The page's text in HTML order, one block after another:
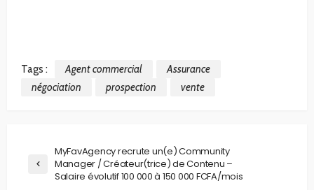
Tags : Agent commercial
Assurance
négociation
prospection vente
MyFavAgency recrute un(e) Community
Manager / Créateur(trice) de Contenu –
Salaire évolutif 100 000 à 150 000 FCFA/mois